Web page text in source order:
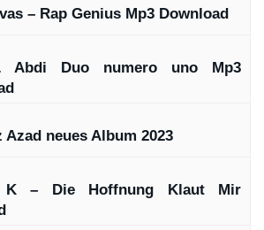
– Rap Genius Mp3 Download
Abdi Duo numero uno Mp3
Azad neues Album 2023
K – Die Hoffnung Klaut Mir